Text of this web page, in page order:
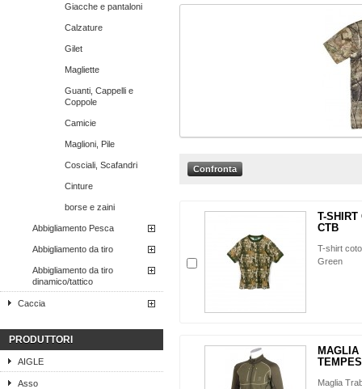
Giacche e pantaloni
Calzature
Gilet
Magliette
Guanti, Cappelli e
Coppole
Camicie
Maglioni, Pile
Cosciali, Scafandri
Cinture
borse e zaini
Abbigliamento Pesca
Abbigliamento da tiro
Abbigliamento da tiro
dinamico/tattico
Caccia
PRODUTTORI
AIGLE
Asso
T-SHIRT
CTB
T-shirt
Green
MAGLIA
Maglia